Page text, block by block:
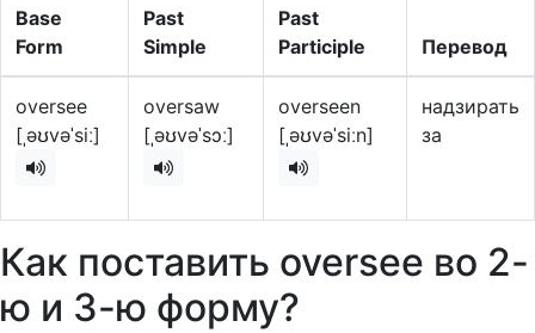
Base
Form
Past
Simple
Past
Participle
Перевод
oversee
[ˌəʊvəˈsiː]
oversaw
[ˌəʊvəˈsɔː]
overseen
[ˌəʊvəˈsiːn]
надзирать
за
Как поставить oversee во 2-
ю и 3-ю форму?